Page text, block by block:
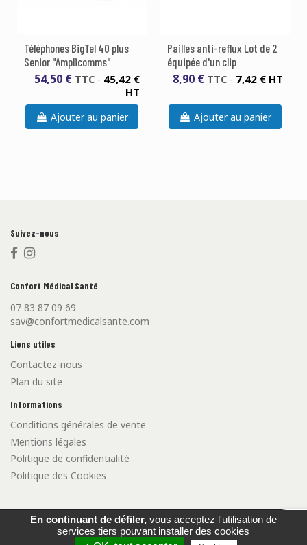
Téléphones BigTel 40 plus
Senior "Amplicomms"
54,50 € TTC - 45,42 €
HT
Ajouter au panier
Pailles anti-reflux Lot de 2
équipée d'un clip
8,90 € TTC - 7,42 € HT
Ajouter au panier
Informations
Conditions générales de vente
Mentions légales
Politique de confidentialité
Politique des Cookies
Liens utiles
Contactez-nous
Plan du site
Confort Médical Santé
07 83 87 09 69
sav@confortmedicalsante.com
Suivez-nous
©2021 Confort Médical Santé - Créé par l'Agence Web Cibleweb
Carte Bancaire
Virement Bancaire
En continuant de défiler,vous acceptez l'utilisation de
services tiers pouvant installer des cookies